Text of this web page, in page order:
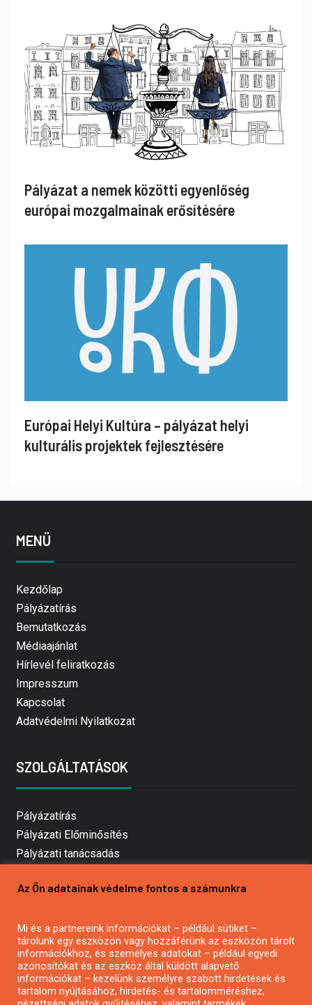
Pályázat a nemek közötti egyenlőség
európai mozgalmainak erősítésére
Európai Helyi Kultúra – pályázat helyi
kulturális projektek fejlesztésére
MENÜ
Kezdőlap
Pályázatírás
Bemutatkozás
Médiaajánlat
Hírlevél feliratkozás
Impresszum
Kapcsolat
Adatvédelmi Nyilatkozat
SZOLGÁLTATÁSOK
Pályázatírás
Pályázati Előminősítés
Pályázati tanácsadás
Mezőgazdasági pályázatírás
Pályázatírás civil szervezeteknek
Pályázatírás önkormányzatoknak
Pályázatfigyelés
Specifikus pályázatfigyelés vagy hírlevél
Az Ön adatainak védelme fontos a számunkra
Mi és a partnereink információkat – például sütiket –
tárolunk egy eszközön vagy hozzáférünk az eszközön tárolt
információkhoz, és személyes adatokat – például egyedi
azonosítókat és az eszköz által küldött alapvető
információkat – kezelünk személyre szabott hirdetések és
tartalom nyújtásához, hirdetés- és tartalomméréshez,